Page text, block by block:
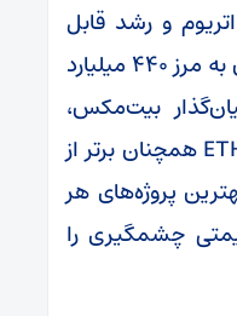
و رشد قابل
توجه ارزش بازار آن که اکنون به مرز ۴۴۰ میلیارد
بیت‌مکس،
اعلام کرده که اگر عملکرد ETH همچنان برتر از
پروژه‌های هر
چشمگیری را